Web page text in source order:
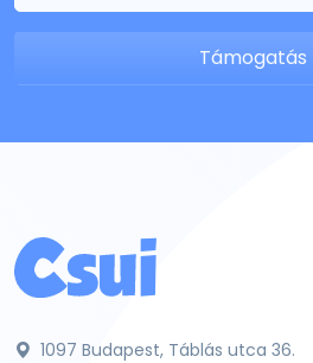
Támogatás
1097 Budapest, Táblás utca 36.